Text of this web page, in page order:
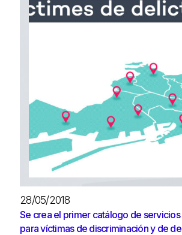
28/05/2018
Se crea el primer catálogo de
para víctimas de discriminación y de